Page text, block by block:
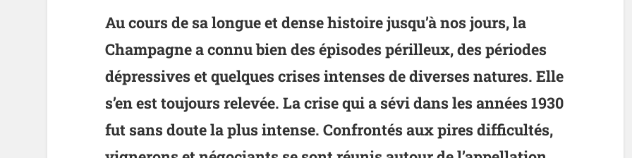
Au cours de sa longue et dense histoire jusqu’à nos jours, la
Champagne a connu bien des épisodes périlleux, des périodes
dépressives et quelques crises intenses de diverses natures. Elle
s’en est toujours relevée. La crise qui a sévi dans les années 1930
fut sans doute la plus intense. Confrontés aux pires difficultés,